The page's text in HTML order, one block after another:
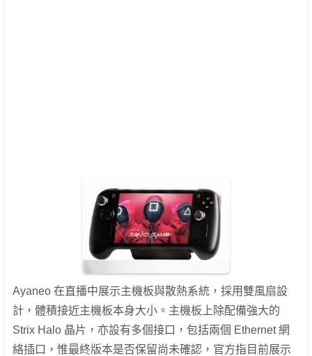
Ayaneo 在直播中展示主機板與散熱系統，採用雙風扇設
計，體積接近主機板本身大小。主機板上除配備強大的
Strix Halo 晶片，亦設有多個接口，包括兩個 Ethernet 網
絡插口，惟最終版本是否保留尚未確認，官方指目前展示